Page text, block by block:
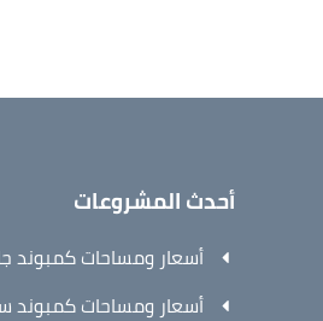
أحدث المشروعات
أسعار ومساحات كمبوند
أسعار ومساحات كمبوند